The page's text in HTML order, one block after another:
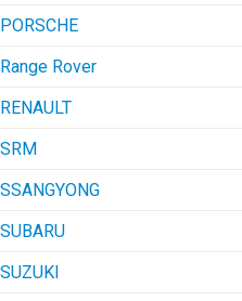
PORSCHE
Range Rover
RENAULT
SRM
SSANGYONG
SUBARU
SUZUKI